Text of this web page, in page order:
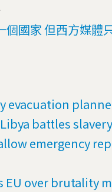
個國家 但西方媒體
evacuation
battles
emergency
EU over brutality